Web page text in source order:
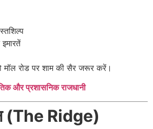
रोड पर शाम की सैर जरूर करें।
और प्रशासनिक राजधानी
(The Ridge)